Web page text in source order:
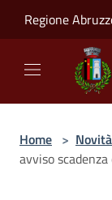
Regione
Home > Novità
avviso